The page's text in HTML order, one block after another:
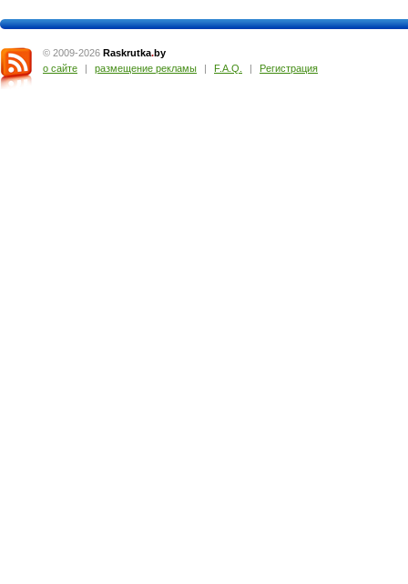
© 2009-2026 Raskrutka.by
о сайте
| размещение рекламы | F.A.Q. | Регистрация